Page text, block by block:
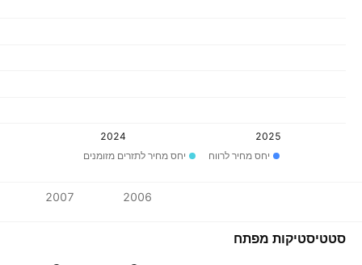
2024
2025
יחס מחיר לרווח
יחס מחיר לתזרים מזומנים
2006
2007
סטטיסטיקות מפתח